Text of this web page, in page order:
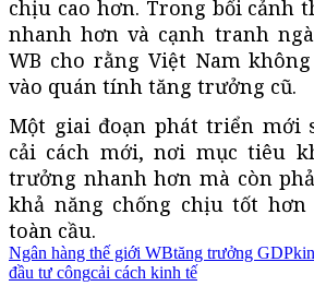
chịu cao hơn. Trong bối cảnh
nhanh hơn và cạnh tranh
WB cho rằng Việt Nam
vào quán tính tăng trưởng cũ.
Một giai đoạn phát triển mới
cải cách mới, nơi mục tiêu
trưởng nhanh hơn mà còn
khả năng chống chịu tốt hơn
toàn cầu.
Ngân hàng thế giới WBtăng trưởng GDP
đầu tư côngcải cách kinh tế